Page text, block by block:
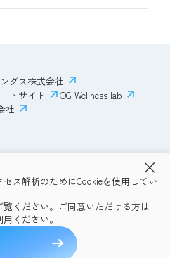
ス解析のためにCookieを使用してい
覧ください。ご同意いただける方は
ください。
グス株式会社
トサイト
OG Wellness lab
社
会員規約
サイトマップ
Ltd. All rights reserved.